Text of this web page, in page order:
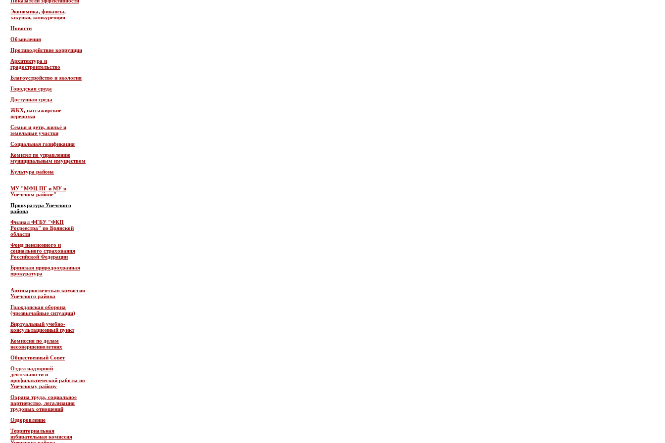
Экономика, финансы,
закупки, конкуренция
Новости
Объявления
Противодействие коррупции
Архитектура и
градостроительство
Благоустройство и экология
Городская среда
Доступная среда
ЖКХ, пассажирские
перевозки
Семья и дети, жильё и
земельные участки
Социальная газификация
Комитет по управлению
муниципальным имуществом
Культура района
МУ "МФЦ ПГ и МУ в
Унечском районе"
Прокуратура Унечского
района
Филиал ФГБУ "ФКП
Росреестра" по Брянской
области
Фонд пенсионного и
социального страхования
Российской Федерации
Брянская природоохранная
прокуратура
Антинаркотическая комиссия
Унечского района
Гражданская оборона
(чрезвычайные ситуации)
Виртуальный учебно-
консультационный пункт
Комиссия по делам
несовершеннолетних
Общественный Совет
Отдел надзорной
деятельности и
профилактической работы по
Унечскому району
Охрана труда, социальное
партнерство, легализация
трудовых отношений
Оздоровление
Территориальная
избирательная комиссия